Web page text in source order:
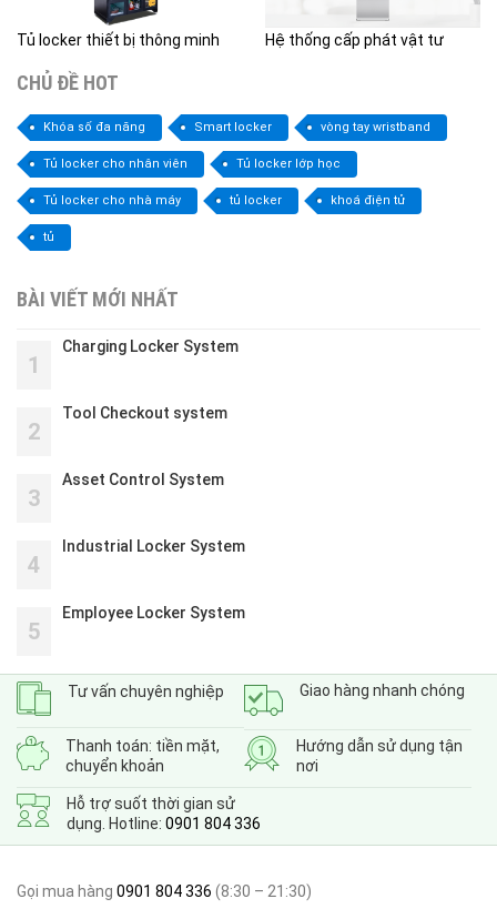
Tủ locker thiết bị thông minh Hệ thống cấp phát vật tư
CHỦ ĐỀ HOT
Khóa số đa năng Smart locker vòng tay wristband
Tủ locker cho nhân viên Tủ locker lớp học
Tủ locker cho nhà máy tủ locker khoá điện tử
tủ
BÀI VIẾT MỚI NHẤT
1
Charging Locker System
2
Tool Checkout system
3
Asset Control System
4
Industrial Locker System
5
Employee Locker System
Tư vấn chuyên nghiệp Giao hàng nhanh chóng
Thanh toán: tiền mặt,
chuyển khoản
Hướng dẫn sử dụng tận
nơi
Hỗ trợ suốt thời gian sử
dụng. Hotline: 0901 804 336
Gọi mua hàng 0901 804 336 (8:30 – 21:30)